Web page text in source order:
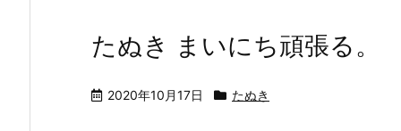
たぬき まいにち頑張る。
2020年10月17日 たぬき